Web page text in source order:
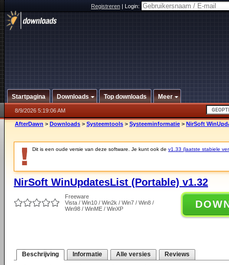
Registreren|Login:
Startpagina Downloads Top downloads Meer
8/9/2026 5:19:06 AM
AfterDawn > Downloads > Systeemtools > Systeeminformatie > NirSoft
Dit is een oude versie van deze software. Je kunt ook de v1.33 (laatste stabiele
NirSoft WinUpdatesList (Portable) v1.32
Freeware
Vista / Win10 / Win2k / Win7 / Win8 /
Win98 / WinME / WinXP
Beschrijving Informatie Alle versies Reviews